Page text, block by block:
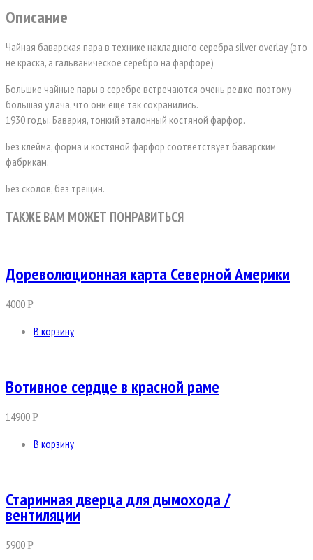
Описание
Чайная баварская пара в технике накладного серебра silver overlay (это
не краска, а гальваническое серебро на фарфоре)
Большие чайные пары в серебре встречаются очень редко, поэтому
большая удача, что они еще так сохранились.
1930 годы, Бавария, тонкий эталонный костяной фарфор.
Без клейма, форма и костяной фарфор соответствует баварским
фабрикам.
Без сколов, без трещин.
ТАКЖЕ ВАМ МОЖЕТ ПОНРАВИТЬСЯ
Дореволюционная карта Северной Америки
4000Р
В корзину
Вотивное сердце в красной раме
14900Р
В корзину
Старинная дверца для дымохода /
вентиляции
5900Р